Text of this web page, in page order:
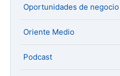
Oportunidades de negocio
Oriente Medio
Podcast